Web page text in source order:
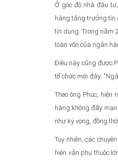
Ở góc độ nhà đầu
hàng tăng trưởng tín
tín dụng. Trong năm
toàn vốn của ngân
Điều này cũng được
tổ chức mới đây:
Theo ông Phúc, hiện
hàng không đẩy
như kỳ vọng, đồng
Tuy nhiên, các
hiện vẫn phụ thuộc